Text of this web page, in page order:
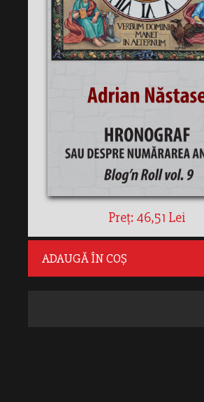
Preț: 46,51 Lei
ADAUGĂ ÎN COȘ